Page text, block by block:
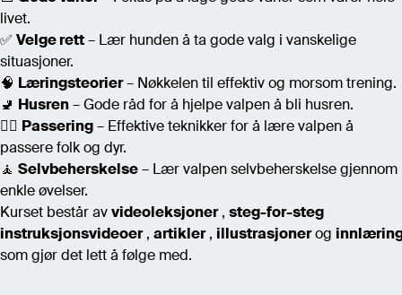
livet.
✅ Velge rett– Lær hunden å ta gode valg i vanskelige
situasjoner.
🧠 Læringsteorier– Nøkkelen til effektiv og morsom trening.
🚽 Husren– Gode råd for å hjelpe valpen å bli husren.
🚶‍♂️ Passering– Effektive teknikker for å lære valpen å
passere folk og dyr.
🧘 Selvbeherskelse– Lær valpen selvbeherskelse gjennom
enkle øvelser.
Kurset består avvideoleksjoner, steg-for-steg
instruksjonsvideoer, artikler, illustrasjonerog
som gjør det lett å følge med.